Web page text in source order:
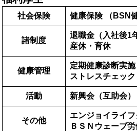
社会保険 健康保険 （BSN
諸制度
退職金（入社後1
産休・育休
健康管理
定期健康診断実
ストレスチェック
活動 新興会（互助会
その他
エンジョイライ
ＢＳＮウェーブ